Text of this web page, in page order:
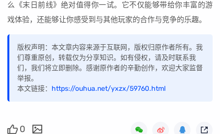
么《末日前线》绝对值得你一试。它不仅能够带给你丰富的游
戏体验，还能够让你感受到与其他玩家的合作与竞争的乐趣。
版权声明：本文章内容来源于互联网，版权归原作者所有。我
们尊重原创，转载仅为分享知识。如有侵权，请及时联系我
们，我们将立即删除。感谢原作者的辛勤创作，欢迎大家监督
举报。
本文链接： https://ouhua.net/yxzx/59760.html
0